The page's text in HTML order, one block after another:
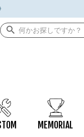
MEMORIAL